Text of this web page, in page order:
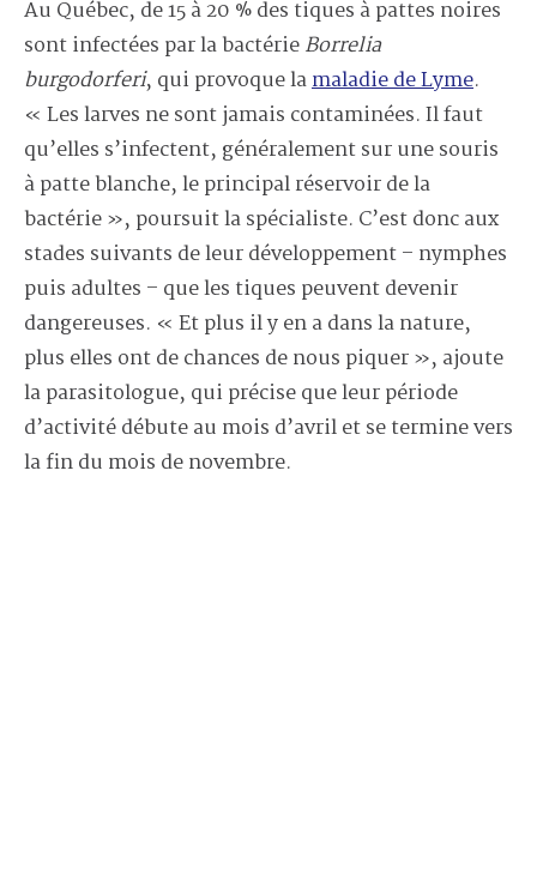
Au Québec, de 15 à 20 % des tiques à pattes noires
sont infectées par la bactérieBorrelia
burgodorferi, qui provoque lamaladie de Lyme.
« Les larves ne sont jamais contaminées. Il faut
qu’elles s’infectent, généralement sur une souris
à patte blanche, le principal réservoir de la
bactérie », poursuit la spécialiste. C’est donc aux
stades suivants de leur développement – nymphes
puis adultes – que les tiques peuvent devenir
dangereuses. « Et plus il y en a dans la nature,
plus elles ont de chances de nous piquer », ajoute
la parasitologue, qui précise que leur période
d’activité débute au mois d’avril et se termine vers
la fin du mois de novembre.